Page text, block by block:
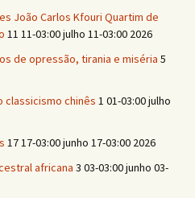
João Carlos Kfouri Quartim de
11 11-03:00 julho 11-03:00 2026
de opressão, tirania e miséria 5
classicismo chinês 1 01-03:00 julho
17 17-03:00 junho 17-03:00 2026
africana 3 03-03:00 junho 03-